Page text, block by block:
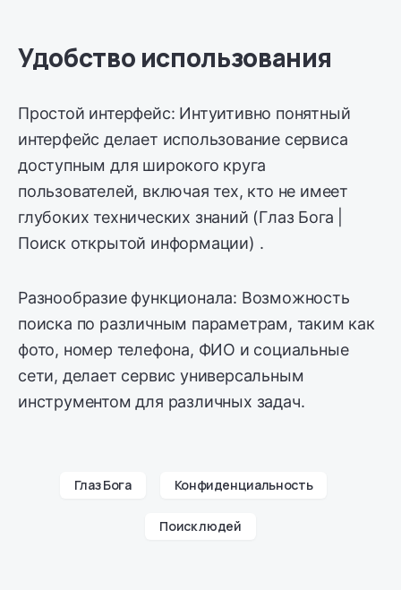
Удобство использования
Простой интерфейс: Интуитивно понятный
интерфейс делает использование сервиса
доступным для широкого круга
пользователей, включая тех, кто не имеет
глубоких технических знаний (Глаз Бога |
Поиск открытой информации) .
Разнообразие функционала: Возможность
поиска по различным параметрам, таким как
фото, номер телефона, ФИО и социальные
сети, делает сервис универсальным
инструментом для различных задач.
Глаз Бога Конфиденциальность
Поиск людей